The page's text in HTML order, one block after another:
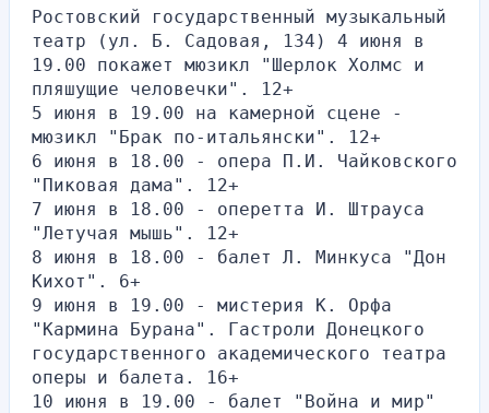
Ростовский государственный музыкальный
театр (ул. Б. Садовая, 134) 4 июня в
19.00 покажет мюзикл "Шерлок Холмс и
пляшущие человечки". 12+
5 июня в 19.00 на камерной сцене -
мюзикл "Брак по-итальянски". 12+
6 июня в 18.00 - опера П.И. Чайковского
"Пиковая дама". 12+
7 июня в 18.00 - оперетта И. Штрауса
"Летучая мышь". 12+
8 июня в 18.00 - балет Л. Минкуса "Дон
Кихот". 6+
9 июня в 19.00 - мистерия К. Орфа
"Кармина Бурана". Гастроли Донецкого
государственного академического театра
оперы и балета. 16+
10 июня в 19.00 - балет "Война и мир"